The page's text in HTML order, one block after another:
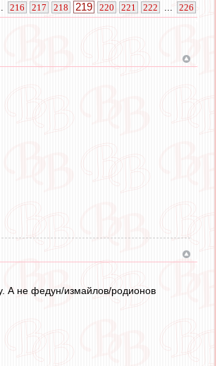
216 217 218 219 220 221 222 226
А не федун/измайлов/родионов